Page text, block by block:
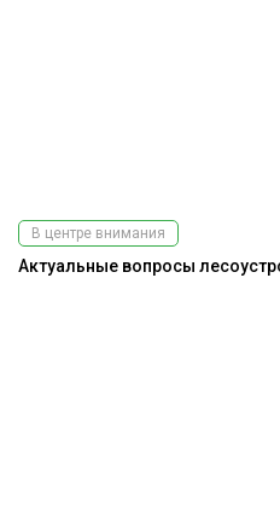
В центре внимания
Актуальные вопросы